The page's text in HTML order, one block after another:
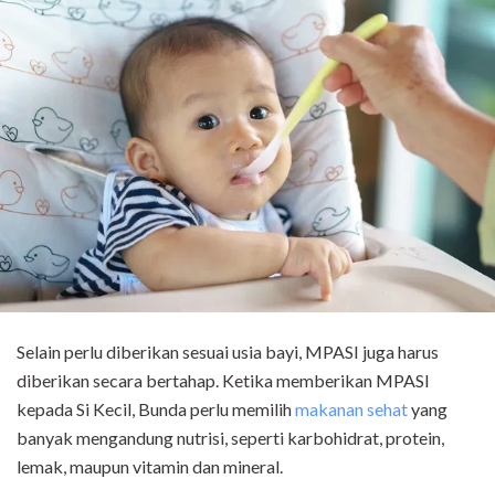
Selain perlu diberikan sesuai usia bayi, MPASI juga harus
diberikan secara bertahap. Ketika memberikan MPASI
kepada Si Kecil, Bunda perlu memilihmakanan sehatyang
banyak mengandung nutrisi, seperti karbohidrat, protein,
lemak, maupun vitamin dan mineral.